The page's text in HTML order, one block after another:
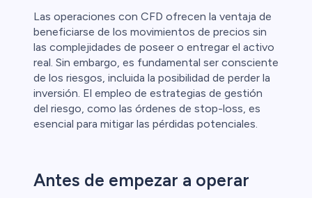
Las operaciones con CFD ofrecen la ventaja de
beneficiarse de los movimientos de precios sin
las complejidades de poseer o entregar el activo
real. Sin embargo, es fundamental ser consciente
de los riesgos, incluida la posibilidad de perder la
inversión. El empleo de estrategias de gestión
del riesgo, como las órdenes de stop-loss, es
esencial para mitigar las pérdidas potenciales.
Antes de empezar a operar